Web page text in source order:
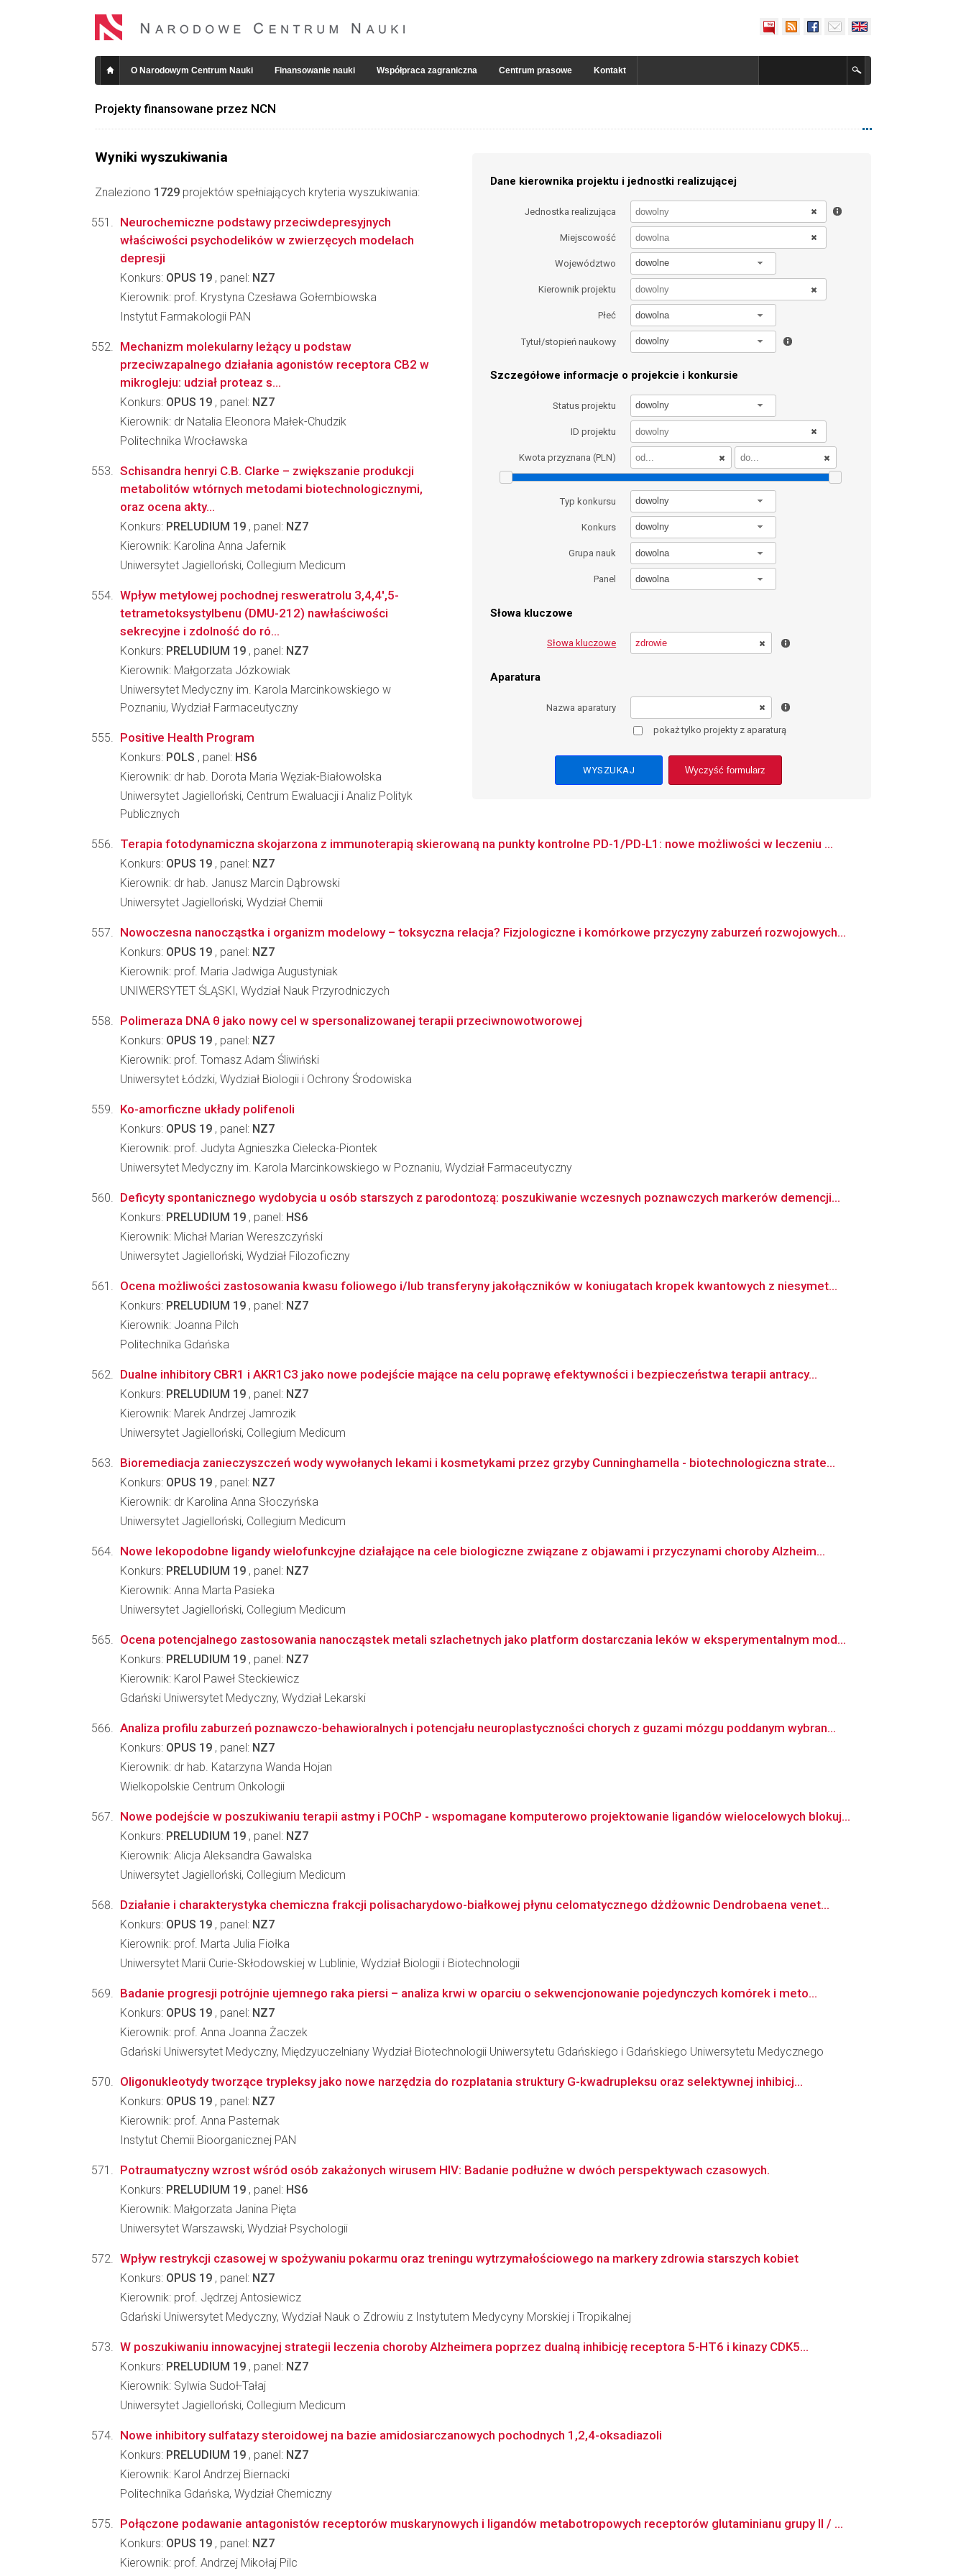
O Narodowym Centrum Nauki Finansowanie nauki Współpraca zagraniczna Centrum prasowe Kontakt
Projekty finansowane przez NCN
Wyniki wyszukiwania
Znaleziono 1729 projektów spełniających kryteria wyszukiwania:
Dane kierownika projektu i jednostki realizującej
Jednostka realizująca
Miejscowość
Województwo dowolne
Kierownik projektu
Płeć dowolna
Tytuł/stopień naukowy dowolny
Szczegółowe informacje o projekcie i konkursie
Status projektu dowolny
ID projektu
Kwota przyznana (PLN)
Typ konkursu dowolny
Konkurs dowolny
Grupa nauk dowolna
Panel dowolna
Słowa kluczowe
Słowa kluczowe
Aparatura
Nazwa aparatury
pokaż tylko projekty z aparaturą
Wyczyść formularz
Neurochemiczne podstawy przeciwdepresyjnych
właściwości psychodelików w zwierzęcych modelach
depresji
Konkurs: OPUS 19 , panel: NZ7
Kierownik: prof. Krystyna Czesława Gołembiowska
Instytut Farmakologii PAN
Mechanizm molekularny leżący u podstaw
przeciwzapalnego działania agonistów receptora CB2 w
mikrogleju: udział proteaz s...
Konkurs: OPUS 19 , panel: NZ7
Kierownik: dr Natalia Eleonora Małek-Chudzik
Politechnika Wrocławska
Schisandra henryi C.B. Clarke – zwiększanie produkcji
metabolitów wtórnych metodami biotechnologicznymi,
oraz ocena akty...
Konkurs: PRELUDIUM 19 , panel: NZ7
Kierownik: Karolina Anna Jafernik
Uniwersytet Jagielloński, Collegium Medicum
Wpływ metylowej pochodnej resweratrolu 3,4,4',5-
tetrametoksystylbenu (DMU-212) nawłaściwości
sekrecyjne i zdolność do ró...
Konkurs: PRELUDIUM 19 , panel: NZ7
Kierownik: Małgorzata Józkowiak
Uniwersytet Medyczny im. Karola Marcinkowskiego w
Poznaniu, Wydział Farmaceutyczny
Positive Health Program
Konkurs: POLS , panel: HS6
Kierownik: dr hab. Dorota Maria Węziak-Białowolska
Uniwersytet Jagielloński, Centrum Ewaluacji i Analiz Polityk
Publicznych
Terapia fotodynamiczna skojarzona z immunoterapią skierowaną na punkty kontrolne PD-1/PD-L1: nowe możliwości w leczeniu ...
Konkurs: OPUS 19 , panel: NZ7
Kierownik: dr hab. Janusz Marcin Dąbrowski
Uniwersytet Jagielloński, Wydział Chemii
Nowoczesna nanocząstka i organizm modelowy – toksyczna relacja? Fizjologiczne i komórkowe przyczyny zaburzeń rozwojowych...
Konkurs: OPUS 19 , panel: NZ7
Kierownik: prof. Maria Jadwiga Augustyniak
UNIWERSYTET ŚLĄSKI, Wydział Nauk Przyrodniczych
Polimeraza DNA θ jako nowy cel w spersonalizowanej terapii przeciwnowotworowej
Konkurs: OPUS 19 , panel: NZ7
Kierownik: prof. Tomasz Adam Śliwiński
Uniwersytet Łódzki, Wydział Biologii i Ochrony Środowiska
Ko-amorficzne układy polifenoli
Konkurs: OPUS 19 , panel: NZ7
Kierownik: prof. Judyta Agnieszka Cielecka-Piontek
Uniwersytet Medyczny im. Karola Marcinkowskiego w Poznaniu, Wydział Farmaceutyczny
Deficyty spontanicznego wydobycia u osób starszych z parodontozą: poszukiwanie wczesnych poznawczych markerów demencji...
Konkurs: PRELUDIUM 19 , panel: HS6
Kierownik: Michał Marian Wereszczyński
Uniwersytet Jagielloński, Wydział Filozoficzny
Ocena możliwości zastosowania kwasu foliowego i/lub transferyny jakołączników w koniugatach kropek kwantowych z niesymet...
Konkurs: PRELUDIUM 19 , panel: NZ7
Kierownik: Joanna Pilch
Politechnika Gdańska
Dualne inhibitory CBR1 i AKR1C3 jako nowe podejście mające na celu poprawę efektywności i bezpieczeństwa terapii antracy...
Konkurs: PRELUDIUM 19 , panel: NZ7
Kierownik: Marek Andrzej Jamrozik
Uniwersytet Jagielloński, Collegium Medicum
Bioremediacja zanieczyszczeń wody wywołanych lekami i kosmetykami przez grzyby Cunninghamella - biotechnologiczna strate...
Konkurs: OPUS 19 , panel: NZ7
Kierownik: dr Karolina Anna Słoczyńska
Uniwersytet Jagielloński, Collegium Medicum
Nowe lekopodobne ligandy wielofunkcyjne działające na cele biologiczne związane z objawami i przyczynami choroby Alzheim...
Konkurs: PRELUDIUM 19 , panel: NZ7
Kierownik: Anna Marta Pasieka
Uniwersytet Jagielloński, Collegium Medicum
Ocena potencjalnego zastosowania nanocząstek metali szlachetnych jako platform dostarczania leków w eksperymentalnym mod...
Konkurs: PRELUDIUM 19 , panel: NZ7
Kierownik: Karol Paweł Steckiewicz
Gdański Uniwersytet Medyczny, Wydział Lekarski
Analiza profilu zaburzeń poznawczo-behawioralnych i potencjału neuroplastyczności chorych z guzami mózgu poddanym wybran...
Konkurs: OPUS 19 , panel: NZ7
Kierownik: dr hab. Katarzyna Wanda Hojan
Wielkopolskie Centrum Onkologii
Nowe podejście w poszukiwaniu terapii astmy i POChP - wspomagane komputerowo projektowanie ligandów wielocelowych blokuj...
Konkurs: PRELUDIUM 19 , panel: NZ7
Kierownik: Alicja Aleksandra Gawalska
Uniwersytet Jagielloński, Collegium Medicum
Działanie i charakterystyka chemiczna frakcji polisacharydowo-białkowej płynu celomatycznego dżdżownic Dendrobaena venet...
Konkurs: OPUS 19 , panel: NZ7
Kierownik: prof. Marta Julia Fiołka
Uniwersytet Marii Curie-Skłodowskiej w Lublinie, Wydział Biologii i Biotechnologii
Badanie progresji potrójnie ujemnego raka piersi – analiza krwi w oparciu o sekwencjonowanie pojedynczych komórek i meto...
Konkurs: OPUS 19 , panel: NZ7
Kierownik: prof. Anna Joanna Żaczek
Gdański Uniwersytet Medyczny, Międzyuczelniany Wydział Biotechnologii Uniwersytetu Gdańskiego i Gdańskiego Uniwersytetu Medycznego
Oligonukleotydy tworzące trypleksy jako nowe narzędzia do rozplatania struktury G-kwadrupleksu oraz selektywnej inhibicj...
Konkurs: OPUS 19 , panel: NZ7
Kierownik: prof. Anna Pasternak
Instytut Chemii Bioorganicznej PAN
Potraumatyczny wzrost wśród osób zakażonych wirusem HIV: Badanie podłużne w dwóch perspektywach czasowych.
Konkurs: PRELUDIUM 19 , panel: HS6
Kierownik: Małgorzata Janina Pięta
Uniwersytet Warszawski, Wydział Psychologii
Wpływ restrykcji czasowej w spożywaniu pokarmu oraz treningu wytrzymałościowego na markery zdrowia starszych kobiet
Konkurs: OPUS 19 , panel: NZ7
Kierownik: prof. Jędrzej Antosiewicz
Gdański Uniwersytet Medyczny, Wydział Nauk o Zdrowiu z Instytutem Medycyny Morskiej i Tropikalnej
W poszukiwaniu innowacyjnej strategii leczenia choroby Alzheimera poprzez dualną inhibicję receptora 5-HT6 i kinazy CDK5...
Konkurs: PRELUDIUM 19 , panel: NZ7
Kierownik: Sylwia Sudoł-Tałaj
Uniwersytet Jagielloński, Collegium Medicum
Nowe inhibitory sulfatazy steroidowej na bazie amidosiarczanowych pochodnych 1,2,4-oksadiazoli
Konkurs: PRELUDIUM 19 , panel: NZ7
Kierownik: Karol Andrzej Biernacki
Politechnika Gdańska, Wydział Chemiczny
Połączone podawanie antagonistów receptorów muskarynowych i ligandów metabotropowych receptorów glutaminianu grupy II / ...
Konkurs: OPUS 19 , panel: NZ7
Kierownik: prof. Andrzej Mikołaj Pilc